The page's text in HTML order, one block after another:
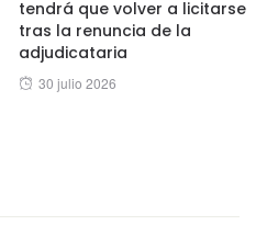
tendrá que volver a licitarse
tras la renuncia de la
adjudicataria
Posted
30 julio 2026